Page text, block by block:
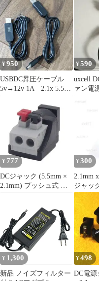
(外径5.5mm/内径
2.1mm) 1m 3A対応 AC
アダプタの代わりに ル
ーター/監視カメラ/LED
照明/小型家電用 PD充
電器対応
チ付き
¥950
USBDC昇圧ケーブル
5v→12v 1A 2.1x 5.5プ
¥590
uxcell
ァン電
¥ 777
DCジャック (5.5mm ×
2.1mm) プッシュ式 電
¥300
2.1mm
ジャッ
ｍ標準
¥ 1,300
新品 ノイズフィルター
¥498
DC電源